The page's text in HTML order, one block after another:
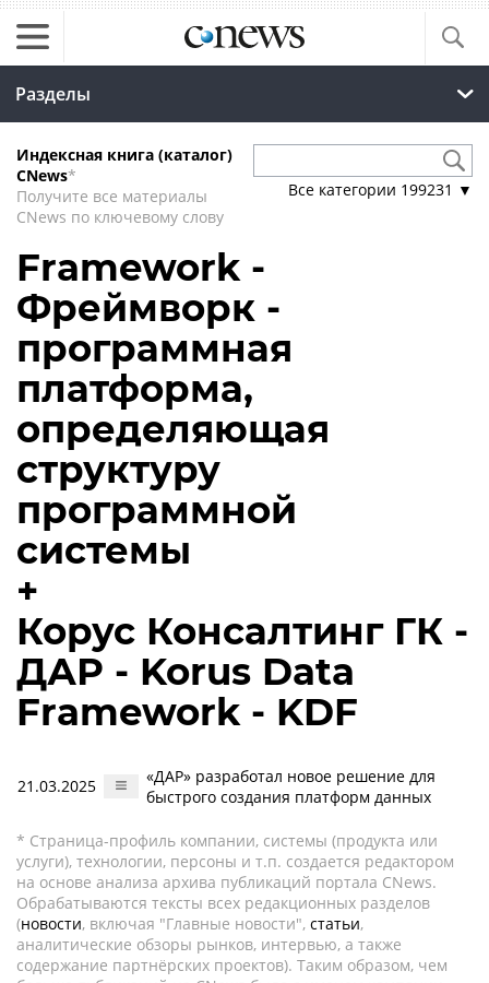
Разделы
Индексная книга (каталог)
CNews*
Получите все материалы
CNews по ключевому слову
Все категории 199231 ▼
Framework -
Фреймворк -
программная
платформа,
определяющая
структуру
программной
системы
+
Корус Консалтинг ГК -
ДАР - Korus Data
Framework - KDF
21.03.2025
«ДАР» разработал новое решение для
быстрого создания платформ данных
* Страница-профиль компании, системы (продукта или
услуги), технологии, персоны и т.п. создается редактором
на основе анализа архива публикаций портала CNews.
Обрабатываются тексты всех редакционных разделов
(новости, включая "Главные новости", статьи,
аналитические обзоры рынков, интервью, а также
содержание партнёрских проектов). Таким образом, чем